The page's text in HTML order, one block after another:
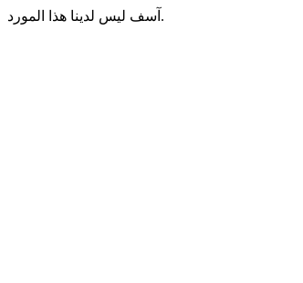
آسف ليس لدينا هذا المورد.